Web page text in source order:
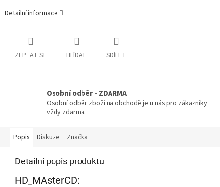
Detailní informace
ZEPTAT SE HLÍDAT SDÍLET
Osobní odběr - ZDARMA
Osobní odběr zboží na obchodě je u nás pro zákazníky
vždy zdarma.
Popis Diskuze Značka
Detailní popis produktu
HD_MAsterCD: